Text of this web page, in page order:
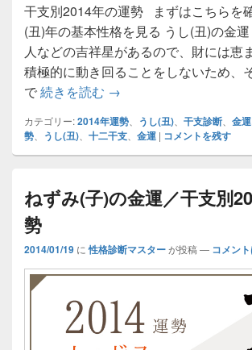
干支別2014年の運勢 まずはこちらを
(丑)年の基本性格を見る うし(丑)の金
人などの吉祥星があるので、財には恵
積極的に動き回ることをしないため、
で続きを読む うし(丑)の金運／干支別
→
カテゴリー:2014年運勢 うし(丑) 干支診断 金運
勢
うし(丑) 十二干支 金運 | コメントを残す
ねずみ(子)の金運／干支別
勢
2014/01/19 に 性格診断マスターが投稿 — コメン